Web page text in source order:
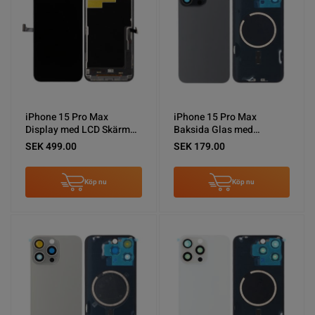
iPhone 15 Pro Max
Display med LCD Skärm
ZY In-Cell FHD COF
SEK 499.00
Köp nu
iPhone 15 Pro Max
Baksida Glas med
Magsafe Magnet - Svart
SEK 179.00
Köp nu